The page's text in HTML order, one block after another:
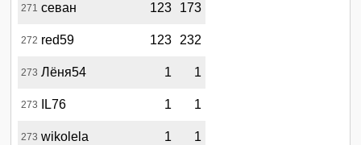
271 севан 123 173
272 red59 123 232
273 Лёня54 1 1
273 IL76 1 1
273 wikolela 1 1